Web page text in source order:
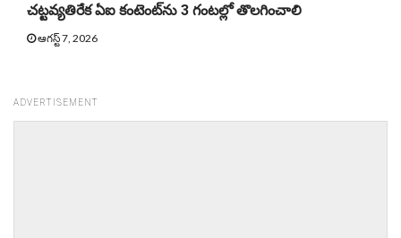
చట్టవ్యతిరేక ఏఐ కంటెంట్‌ను 3 గంటల్లో తొలగించాలి
ఆగస్ట్ 7, 2026
ADVERTISEMENT